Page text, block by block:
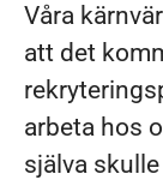
Våra
att det
arbeta hos
själva